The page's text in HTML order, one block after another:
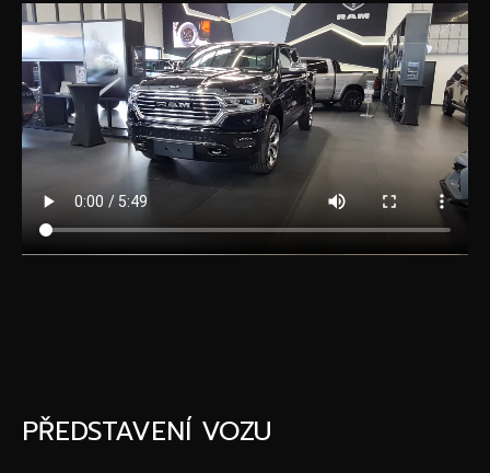
PŘEDSTAVENÍ VOZU